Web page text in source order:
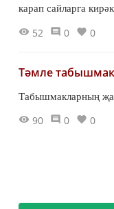
карап сайларга
52 0 0
Тәмле
Табышмакларның
90 0 0